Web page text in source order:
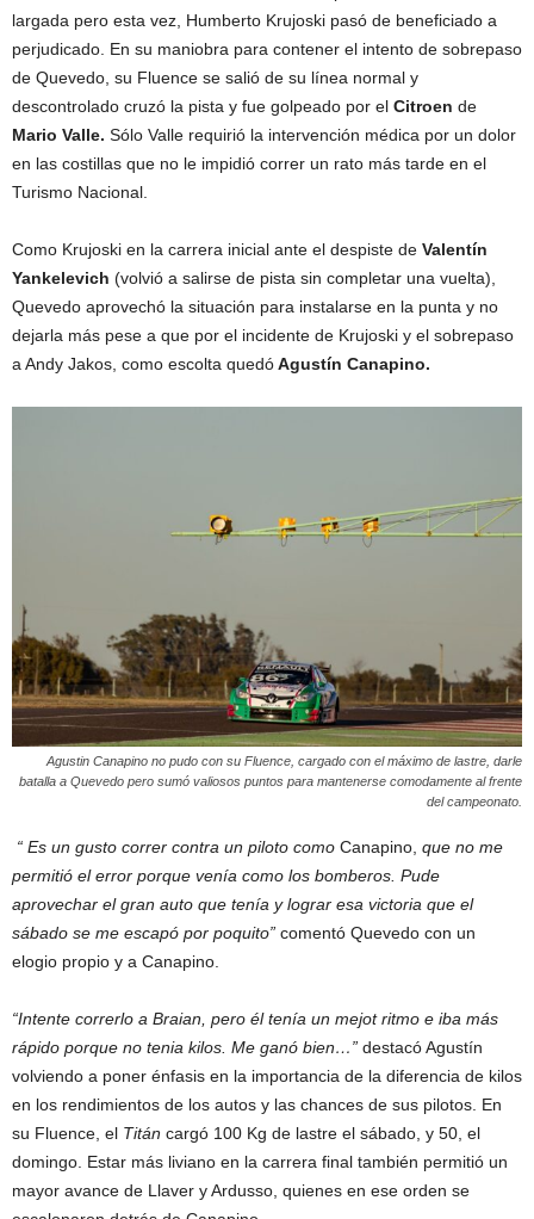
largada pero esta vez, Humberto Krujoski pasó de beneficiado a
perjudicado. En su maniobra para contener el intento de sobrepaso
de Quevedo, su Fluence se salió de su línea normal y
descontrolado cruzó la pista y fue golpeado por el Citroen de
Mario Valle. Sólo Valle requirió la intervención médica por un dolor
en las costillas que no le impidió correr un rato más tarde en el
Turismo Nacional.
Como Krujoski en la carrera inicial ante el despiste de Valentín
Yankelevich (volvió a salirse de pista sin completar una vuelta),
Quevedo aprovechó la situación para instalarse en la punta y no
dejarla más pese a que por el incidente de Krujoski y el sobrepaso
a Andy Jakos, como escolta quedóAgustín Canapino.
Agustin Canapino no pudo con su Fluence, cargado con el máximo de lastre, darle
batalla a Quevedo pero sumó valiosos puntos para mantenerse comodamente al frente
del campeonato.
“ Es un gusto correr contra un piloto como Canapino, que no me
permitió el error porque venía como los bomberos. Pude
aprovechar el gran auto que tenía y lograr esa victoria que el
sábado se me escapó por poquito” comentó Quevedo con un
elogio propio y a Canapino.
“Intente correrlo a Braian, pero él tenía un mejot ritmo e iba más
rápido porque no tenia kilos. Me ganó bien…” destacó Agustín
volviendo a poner énfasis en la importancia de la diferencia de kilos
en los rendimientos de los autos y las chances de sus pilotos. En
su Fluence, el Titán cargó 100 Kg de lastre el sábado, y 50, el
domingo. Estar más liviano en la carrera final también permitió un
mayor avance de Llaver y Ardusso, quienes en ese orden se